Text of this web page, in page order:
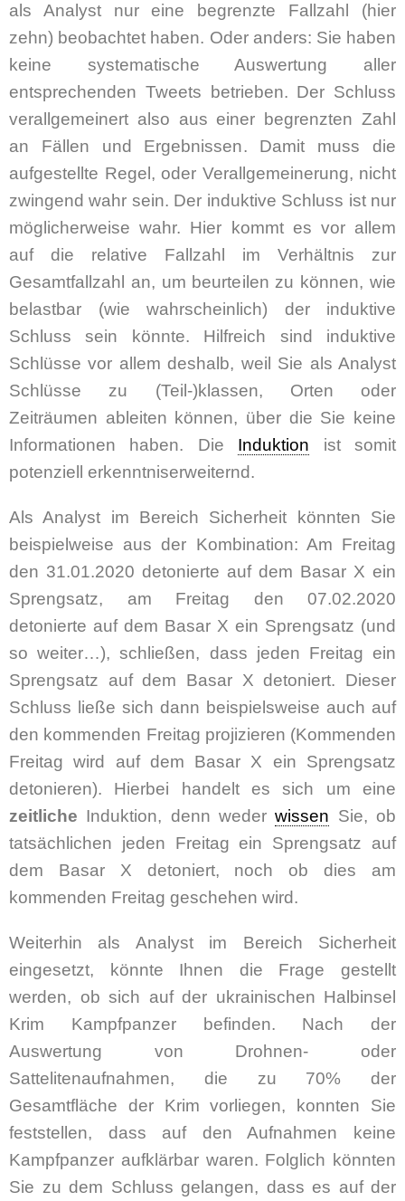
als Analyst nur eine begrenzte Fallzahl (hier
zehn) beobachtet haben. Oder anders: Sie haben
keine systematische Auswertung aller
entsprechenden Tweets betrieben. Der Schluss
verallgemeinert also aus einer begrenzten Zahl
an Fällen und Ergebnissen. Damit muss die
aufgestellte Regel, oder Verallgemeinerung, nicht
zwingend wahr sein. Der induktive Schluss ist nur
möglicherweise wahr. Hier kommt es vor allem
auf die relative Fallzahl im Verhältnis zur
Gesamtfallzahl an, um beurteilen zu können, wie
belastbar (wie wahrscheinlich) der induktive
Schluss sein könnte. Hilfreich sind induktive
Schlüsse vor allem deshalb, weil Sie als Analyst
Schlüsse zu (Teil-)klassen, Orten oder
Zeiträumen ableiten können, über die Sie keine
Informationen haben. Die Induktion ist somit
potenziell erkenntniserweiternd.
Als Analyst im Bereich Sicherheit könnten Sie
beispielweise aus der Kombination: Am Freitag
den 31.01.2020 detonierte auf dem Basar X ein
Sprengsatz, am Freitag den 07.02.2020
detonierte auf dem Basar X ein Sprengsatz (und
so weiter…), schließen, dass jeden Freitag ein
Sprengsatz auf dem Basar X detoniert. Dieser
Schluss ließe sich dann beispielsweise auch auf
den kommenden Freitag projizieren (Kommenden
Freitag wird auf dem Basar X ein Sprengsatz
detonieren). Hierbei handelt es sich um eine
zeitliche Induktion, denn wederwissen Sie, ob
tatsächlichen jeden Freitag ein Sprengsatz auf
dem Basar X detoniert, noch ob dies am
kommenden Freitag geschehen wird.
Weiterhin als Analyst im Bereich Sicherheit
eingesetzt, könnte Ihnen die Frage gestellt
werden, ob sich auf der ukrainischen Halbinsel
Krim Kampfpanzer befinden. Nach der
Auswertung von Drohnen- oder
Sattelitenaufnahmen, die zu 70% der
Gesamtfläche der Krim vorliegen, konnten Sie
feststellen, dass auf den Aufnahmen keine
Kampfpanzer aufklärbar waren. Folglich könnten
Sie zu dem Schluss gelangen, dass es auf der